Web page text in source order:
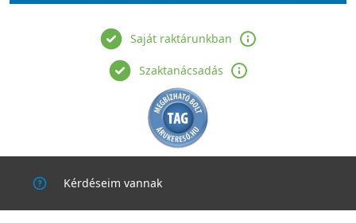
Saját raktárunkban
Szaktanácsadás
Kérdéseim vannak